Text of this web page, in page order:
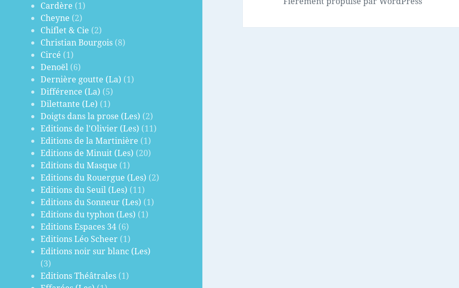
Cardère (1)
Cheyne (2)
Chiflet & Cie (2)
Christian Bourgois (8)
Circé (1)
Denoël (6)
Dernière goutte (La) (1)
Différence (La) (5)
Dilettante (Le) (1)
Doigts dans la prose (Les) (2)
Editions de l'Olivier (Les) (11)
Editions de la Martinière (1)
Editions de Minuit (Les) (20)
Editions du Masque (1)
Editions du Rouergue (Les) (2)
Editions du Seuil (Les) (11)
Editions du Sonneur (Les) (1)
Editions du typhon (Les) (1)
Editions Espaces 34 (6)
Editions Léo Scheer (1)
Editions noir sur blanc (Les)
(3)
Editions Théâtrales (1)